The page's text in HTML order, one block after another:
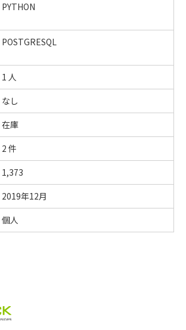
PYTHON
POSTGRESQL
1 人
なし
在庫
2 件
1,373
2019年12月
個人